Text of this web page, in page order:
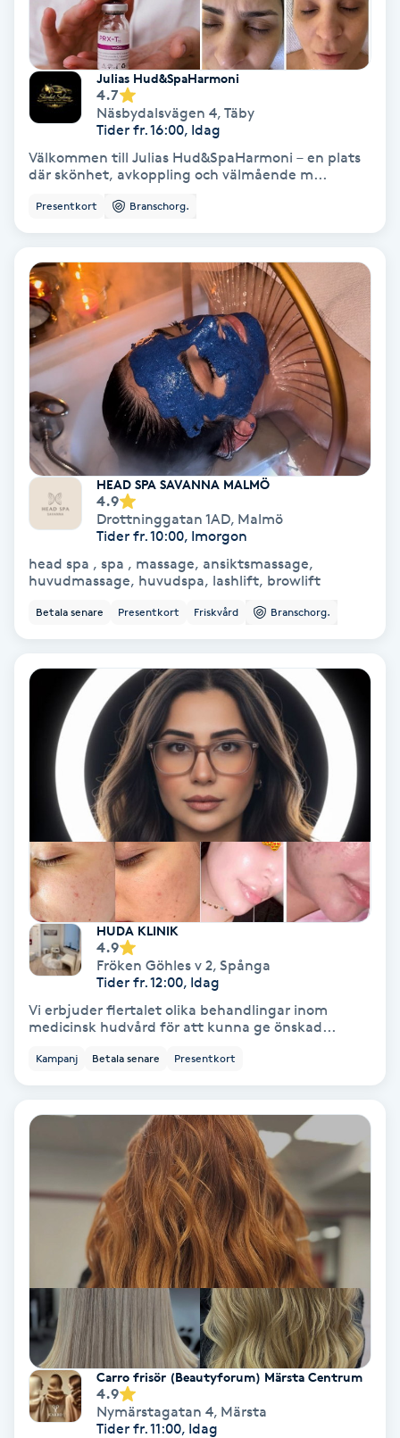
Läpptatuering
Makeup
Manikyr & Pedikyr
Medial vägledning
Medicinsk massage
Meditation
Medium
Megavolymfransar
Melasma
Mesoterapi
Microshading
Mixfransar
Nagelförlängning
Nagelförlängning akryl
Nagelförlängning gelé
Nagelförlängning glasfiber
Nageltrång
Naglar borttagning
Naglar reparation
Naprapati
Julias Hud&SpaHarmoni
4.7
Näsbydalsvägen 4, Täby
Tider fr. 16:00, Idag
Välkommen till Julias Hud&SpaHarmoni – en plats
där skönhet, avkoppling och välmående m...
Presentkort Branschorg.
HEAD SPA SAVANNA MALMÖ
4.9
Drottninggatan 1AD, Malmö
Tider fr. 10:00, Imorgon
head spa , spa , massage, ansiktsmassage,
huvudmassage, huvudspa, lashlift, browlift
Betala senare Presentkort Friskvård Branschorg.
HUDA KLINIK
4.9
Fröken Göhles v 2, Spånga
Tider fr. 12:00, Idag
Vi erbjuder flertalet olika behandlingar inom
medicinsk hudvård för att kunna ge önskad...
Kampanj Betala senare Presentkort
Carro frisör (Beautyforum) Märsta Centrum
4.9
Nymärstagatan 4, Märsta
Tider fr. 11:00, Idag